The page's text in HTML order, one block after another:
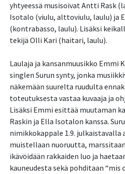
yhtyeessä musisoivat Antti Rask
Isotalo (viulu, alttoviulu, laulu) ja
(kontrabasso, laulu). Lisäksi
tekijä Olli Kari (haitari, laulu).
Laulaja ja kansanmuusikko Emmi
singlen Surun synty, jonka
näkemään suurelta ruudulta
toteutuksesta vastaa kuvaaja ja
Lisäksi Emmi esittää muutaman
Raskin ja Ella Isotalon kanssa.
nimikkokappale 1.9. julkaistavalla
muistellaan nuoruutta,
ikävöidään rakkaiden luo ja
kauneudesta sekä pohditaan “mis